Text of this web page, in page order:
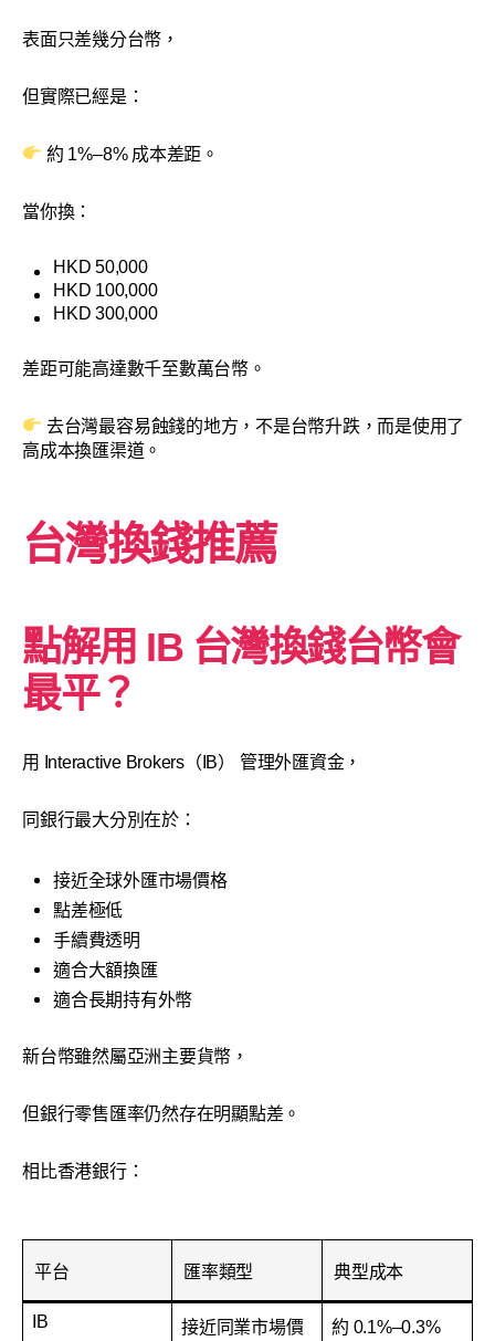
表面只差幾分台幣，
但實際已經是：
約 1%–8% 成本差距。
當你換：
HKD 50,000
HKD 100,000
HKD 300,000
差距可能高達數千至數萬台幣。
去台灣最容易蝕錢的地方，不是台幣升跌，而是使用了
高成本換匯渠道。
台灣換錢推薦
點解用 IB 台灣換錢台幣會
最平？
用 Interactive Brokers（IB） 管理外匯資金，
同銀行最大分別在於：
接近全球外匯市場價格
點差極低
手續費透明
適合大額換匯
適合長期持有外幣
新台幣雖然屬亞洲主要貨幣，
但銀行零售匯率仍然存在明顯點差。
相比香港銀行：
平台 匯率類型 典型成本
IB 接近同業市場價 約 0.1%–0.3%